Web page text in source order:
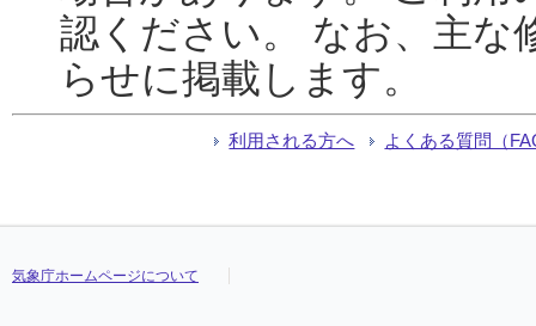
認ください。 なお、主な
らせに掲載します。
利用される方へ よくある質問（
気象庁ホームページについて